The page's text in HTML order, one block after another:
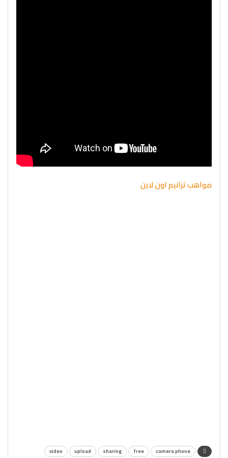
مواهب ترانيم اون لاين
camera phone
free
sharing
upload
video